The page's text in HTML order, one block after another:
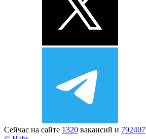
Сейчас на сайте 1320 вакансий и 792407